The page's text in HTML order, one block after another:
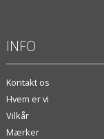
INFO
Kontakt os
Hvem er vi
Vilkår
Mærker